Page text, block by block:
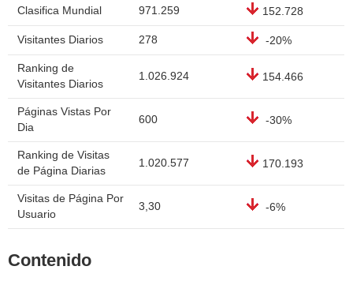
Clasifica Mundial 971.259 152.728
Visitantes Diarios 278 -20%
Ranking de
Visitantes Diarios
1.026.924 154.466
Páginas Vistas Por
Dia
600 -30%
Ranking de Visitas
de Página Diarias
1.020.577 170.193
Visitas de Página Por
Usuario
3,30 -6%
Contenido